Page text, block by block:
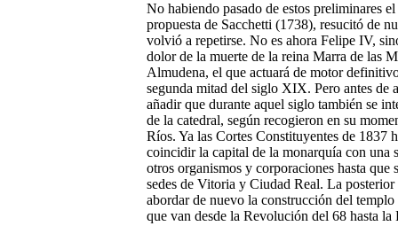
No habiendo pasado de estos preliminares
propuesta de Sacchetti (1738), resucitó de
volvió a repetirse. No es ahora Felipe IV,
dolor de la muerte de la reina Marra de las
Almudena, el que actuará de motor
segunda mitad del siglo XIX. Pero antes de
añadir que durante aquel siglo también se
de la catedral, según recogieron en su
Ríos. Ya las Cortes Constituyentes de 1837
coincidir la capital de la monarquía con una
otros organismos y corporaciones hasta
sedes de Vitoria y Ciudad Real. La
abordar de nuevo la construcción del
que van desde la Revolución del 68 hasta